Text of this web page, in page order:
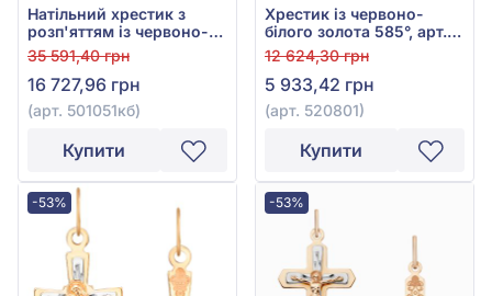
Натільний хрестик з
розп'яттям із червоно-
білого золота 585°, без
вставки, арт. 501051кб
35 591,40 грн
16 727,96 грн
(арт. 501051кб)
Купити
Хрестик із червоно-
білого золота 585°, арт.
520801
12 624,30 грн
5 933,42 грн
(арт. 520801)
Купити
-53% -53%